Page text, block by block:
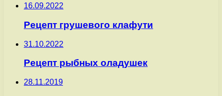
16.09.2022
Рецепт грушевого клафути
31.10.2022
Рецепт рыбных оладушек
28.11.2019